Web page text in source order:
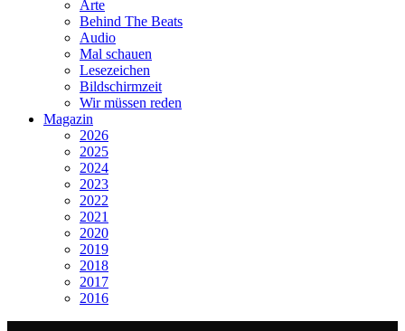
Arte
Behind The Beats
Audio
Mal schauen
Lesezeichen
Bildschirmzeit
Wir müssen reden
Magazin
2026
2025
2024
2023
2022
2021
2020
2019
2018
2017
2016